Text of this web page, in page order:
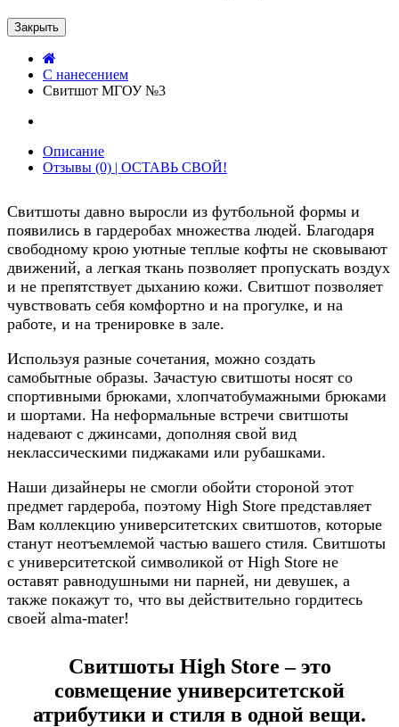
Закрыть
C нанесением
Свитшот МГОУ №3
Описание
Отзывы (0) | ОСТАВЬ СВОЙ!
Свитшоты давно выросли из футбольной формы и
появились в гардеробах множества людей. Благодаря
свободному крою уютные теплые кофты не сковывают
движений, а легкая ткань позволяет пропускать воздух
и не препятствует дыханию кожи. Свитшот позволяет
чувствовать себя комфортно и на прогулке, и на
работе, и на тренировке в зале.
Используя разные сочетания, можно создать
самобытные образы. Зачастую свитшоты носят со
спортивными брюками, хлопчатобумажными брюками
и шортами. На неформальные встречи свитшоты
надевают с джинсами, дополняя свой вид
неклассическими пиджаками или рубашками.
Наши дизайнеры не смогли обойти стороной этот
предмет гардероба, поэтому High Store представляет
Вам коллекцию университетских свитшотов, которые
станут неотъемлемой частью вашего стиля. Свитшоты
с университетской символикой от High Store не
оставят равнодушными ни парней, ни девушек, а
также покажут то, что вы действительно гордитесь
своей alma-mater!
Свитшоты High Store – это
совмещение университетской
атрибутики и стиля в одной вещи.